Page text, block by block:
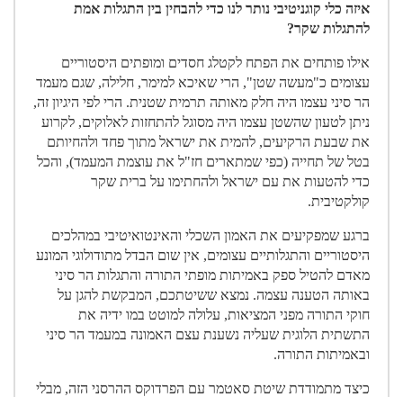
איזה כלי קוגניטיבי נותר לנו כדי להבחין בין התגלות אמת
להתגלות שקר?
אילו פותחים את הפתח לקטלג חסדים ומופתים היסטוריים
עצומים כ"מעשה שטן", הרי שאיכא למימר, חלילה, שגם מעמד
הר סיני עצמו היה חלק מאותה תרמית שטנית. הרי לפי היגיון זה,
ניתן לטעון שהשטן עצמו היה מסוגל להתחזות לאלוקים, לקרוע
את שבעת הרקיעים, להמית את ישראל מתוך פחד ולהחיותם
בטל של תחייה (כפי שמתארים חז"ל את עוצמת המעמד), והכל
כדי להטעות את עם ישראל ולהחתימו על ברית שקר
קולקטיבית.
ברגע שמפקיעים את האמון השכלי והאינטואיטיבי במהלכים
היסטוריים והתגלותיים עצומים, אין שום הבדל מתודולוגי המונע
מאדם להטיל ספק באמיתות מופתי התורה והתגלות הר סיני
באותה הטענה עצמה. נמצא ששיטתכם, המבקשת להגן על
חוקי התורה מפני המציאות, עלולה למוטט במו ידיה את
התשתית הלוגית שעליה נשענת עצם האמונה במעמד הר סיני
ובאמיתות התורה.
כיצד מתמודדת שיטת סאטמר עם הפרדוקס ההרסני הזה, מבלי